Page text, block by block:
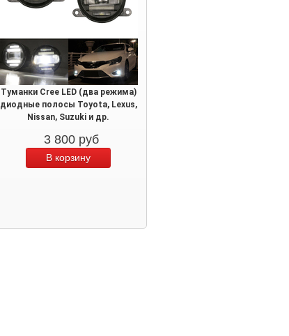
Туманки Cree LED (два режима)
диодные полосы Toyota, Lexus,
Nissan, Suzuki и др.
3 800 руб